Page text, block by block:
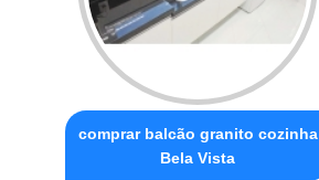
comprar balcão granito cozinha
Bela Vista